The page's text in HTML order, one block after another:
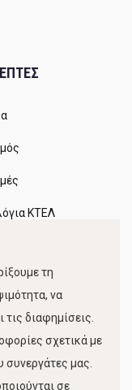
ΚΤΕΛ
τη
να
διαφημίσεις.
σχετικά με
μας.
σε